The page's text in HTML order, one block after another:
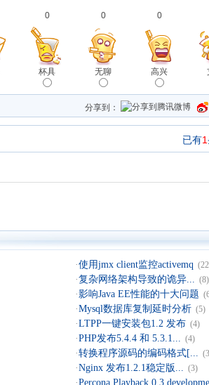
0
杯具
0
无聊
0
高兴
分享到：
·使用jmx client监控activemq
·复杂网络架构导致的诡异... (8)
·影响Java EE性能的十大问题
·Mysql数据库复制延时分析 (5)
·LTPP一键安装包1.2 发布 (4)
·PHP发布5.4.4 和 5.3.1... (4)
·转换程序源码的编码格式[...
·Nginx 发布1.2.1稳定版... (3)
·Percona Playback 0.3